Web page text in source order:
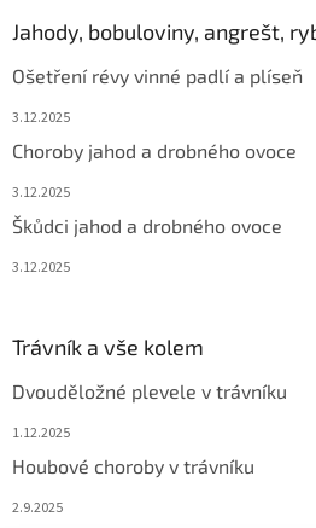
Jahody, bobuloviny, angrešt,
Ošetření révy vinné padlí a plíseň
3.12.2025
Choroby jahod a drobného ovoce
3.12.2025
Škůdci jahod a drobného ovoce
3.12.2025
Trávník a vše kolem
Dvouděložné plevele v trávníku
1.12.2025
Houbové choroby v trávníku
2.9.2025